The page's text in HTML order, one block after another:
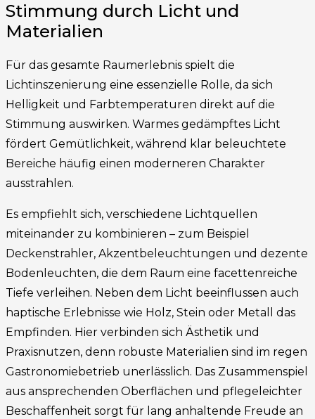
Stimmung durch Licht und
Materialien
Für das gesamte Raumerlebnis spielt die
Lichtinszenierung eine essenzielle Rolle, da sich
Helligkeit und Farbtemperaturen direkt auf die
Stimmung auswirken. Warmes gedämpftes Licht
fördert Gemütlichkeit, während klar beleuchtete
Bereiche häufig einen moderneren Charakter
ausstrahlen.
Es empfiehlt sich, verschiedene Lichtquellen
miteinander zu kombinieren – zum Beispiel
Deckenstrahler, Akzentbeleuchtungen und dezente
Bodenleuchten, die dem Raum eine facettenreiche
Tiefe verleihen. Neben dem Licht beeinflussen auch
haptische Erlebnisse wie Holz, Stein oder Metall das
Empfinden. Hier verbinden sich Ästhetik und
Praxisnutzen, denn robuste Materialien sind im regen
Gastronomiebetrieb unerlässlich. Das Zusammenspiel
aus ansprechenden Oberflächen und pflegeleichter
Beschaffenheit sorgt für lang anhaltende Freude an